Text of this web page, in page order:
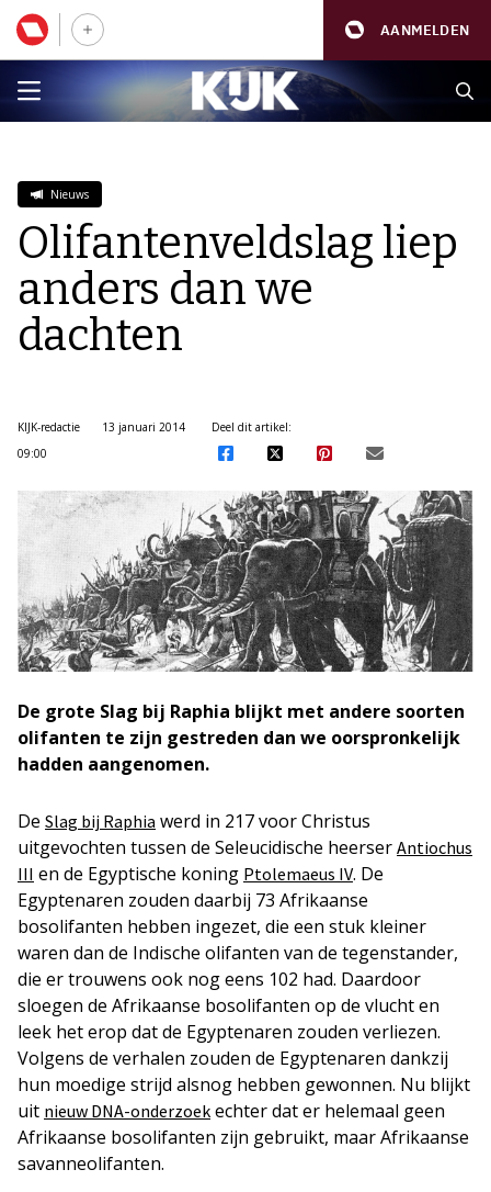
AANMELDEN
Nieuws
Olifantenveldslag liep
anders dan we
dachten
KIJK-redactie
13 januari 2014
09:00
Deel dit artikel:
De grote Slag bij Raphia blijkt met andere soorten
olifanten te zijn gestreden dan we oorspronkelijk
hadden aangenomen.
De Slag bij Raphia werd in 217 voor Christus
uitgevochten tussen de Seleucidische heerser Antiochus
III en de Egyptische koning Ptolemaeus IV. De
Egyptenaren zouden daarbij 73 Afrikaanse
bosolifanten hebben ingezet, die een stuk kleiner
waren dan de Indische olifanten van de tegenstander,
die er trouwens ook nog eens 102 had. Daardoor
sloegen de Afrikaanse bosolifanten op de vlucht en
leek het erop dat de Egyptenaren zouden verliezen.
Volgens de verhalen zouden de Egyptenaren dankzij
hun moedige strijd alsnog hebben gewonnen. Nu blijkt
uit nieuw DNA-onderzoek echter dat er helemaal geen
Afrikaanse bosolifanten zijn gebruikt, maar Afrikaanse
savanneolifanten.